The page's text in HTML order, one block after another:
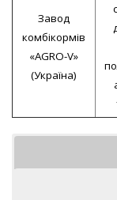
Завод
комбікормів
«AGRO-V»
(Україна)